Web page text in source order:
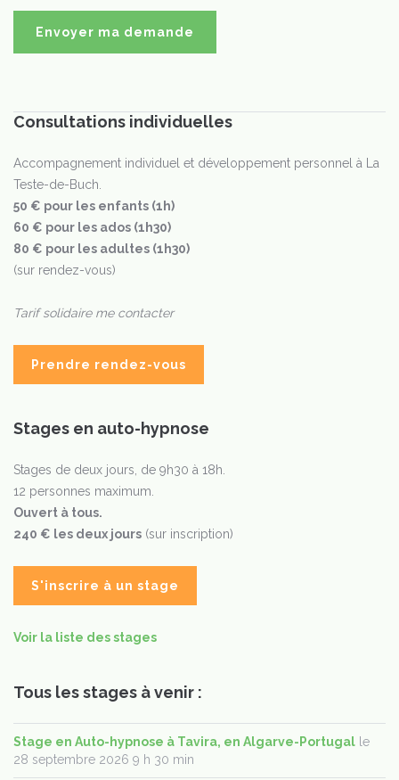
Consultations individuelles
Accompagnement individuel et développement personnel à La
Teste-de-Buch.
50 € pour les enfants (1h)
60 € pour les ados (1h30)
80 € pour les adultes (1h30)
(sur rendez-vous)
Tarif solidaire me contacter
Prendre rendez-vous
Stages en auto-hypnose
Stages de deux jours, de 9h30 à 18h.
12 personnes maximum.
Ouvert à tous.
240 € les deux jours (sur inscription)
S'inscrire à un stage
Voir la liste des stages
Tous les stages à venir :
Stage en Auto-hypnose à Tavira, en Algarve-Portugal le
28 septembre 2026 9 h 30 min